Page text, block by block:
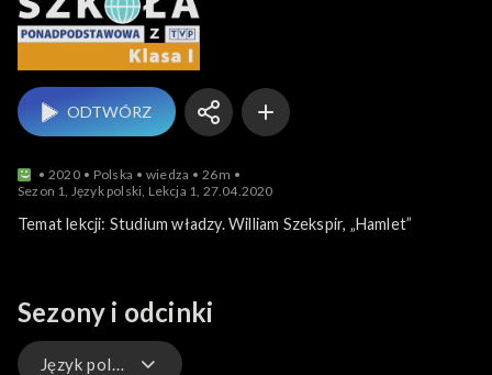
ODTWÓRZ
2020 Polska wiedza
26m
Sezon 1, Język polski, Lekcja 1, 27.04.2020
Temat lekcji: Studium władzy. William Szekspir, „Hamlet”
Sezony i odcinki
Język polski